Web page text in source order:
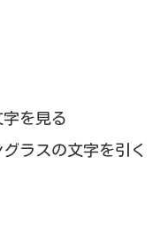
を見る
ラスの文字を引く